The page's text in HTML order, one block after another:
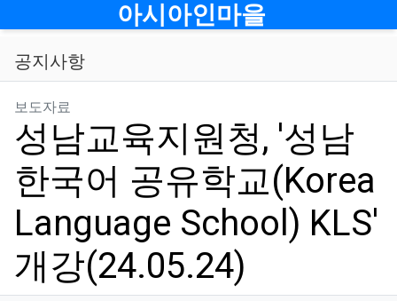
아시아인마을
공지사항
보도자료
성남교육지원청, '성남
한국어 공유학교(Korea
Language School) KLS'
개강(24.05.24)